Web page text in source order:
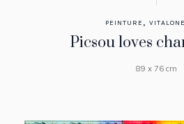
PEINTURE ,
Picsou loves
89 x 76 cm